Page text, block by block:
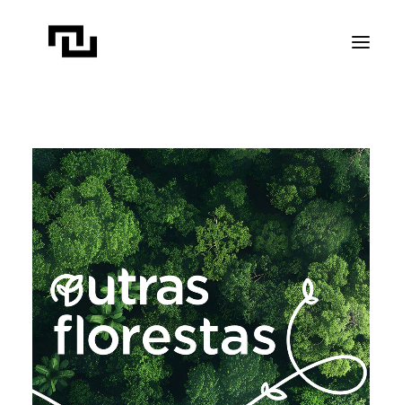
A CONTATO
PROJETOS
PUBLICAÇÕES
REVISTA ELIPSE
TRANSPARÊNCIA
FAÇA CONTATO